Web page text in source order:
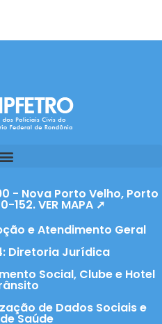
- Nova Porto Velho, Porto
152. VER MAPA ➚
e Atendimento Geral
Diretoria Jurídica
Social, Clube e Hotel
de Dados Sociais e
Saúde